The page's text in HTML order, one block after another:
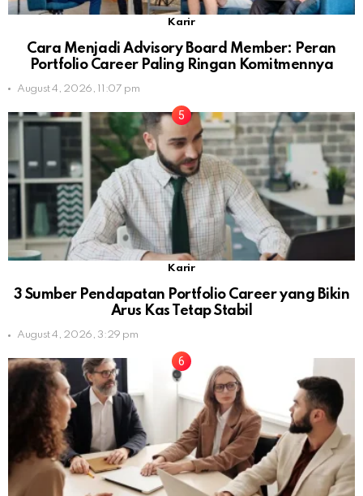
Karir
Cara Menjadi Advisory Board Member: Peran
Portfolio Career Paling Ringan Komitmennya
August 4, 2026, 11:07 pm
Karir
3 Sumber Pendapatan Portfolio Career yang Bikin
Arus Kas Tetap Stabil
August 4, 2026, 3:29 pm